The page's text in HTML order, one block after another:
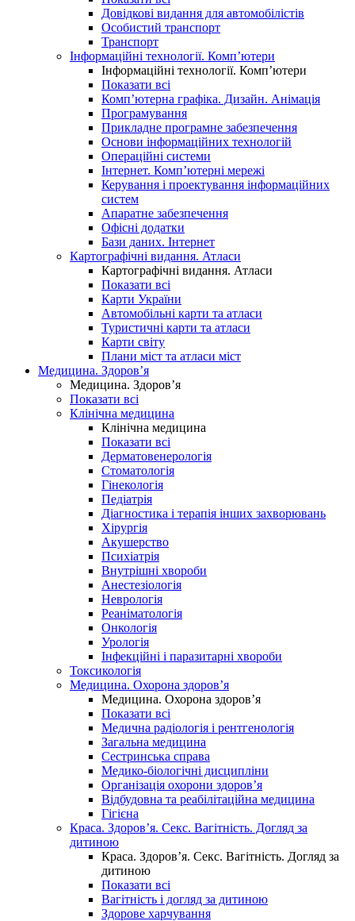
Довідкові видання для автомобілістів
Особистий транспорт
Транспорт
Інформаційні технології. Комп’ютери
Інформаційні технології. Комп’ютери
Показати всі
Комп’ютерна графіка. Дизайн. Анімація
Програмування
Прикладне програмне забезпечення
Основи інформаційних технологій
Операційні системи
Інтернет. Комп’ютерні мережі
Керування і проектування інформаційних
систем
Апаратне забезпечення
Офісні додатки
Бази даних. Інтернет
Картографічні видання. Атласи
Картографічні видання. Атласи
Показати всі
Карти України
Автомобільні карти та атласи
Туристичні карти та атласи
Карти світу
Плани міст та атласи міст
Медицина. Здоров’я
Медицина. Здоров’я
Показати всі
Клінічна медицина
Клінічна медицина
Показати всі
Дерматовенерологія
Стоматологія
Гінекологія
Педіатрія
Діагностика і терапія інших захворювань
Хірургія
Акушерство
Психіатрія
Внутрішні хвороби
Анестезіологія
Неврологія
Реаніматологія
Онкологія
Урологія
Інфекційні і паразитарні хвороби
Токсикологія
Медицина. Охорона здоров’я
Медицина. Охорона здоров’я
Показати всі
Медична радіологія і рентгенологія
Загальна медицина
Сестринська справа
Медико-біологічні дисципліни
Організація охорони здоров’я
Відбудовна та реабілітаційна медицина
Гігієна
Краса. Здоров’я. Секс. Вагітність. Догляд за
дитиною
Краса. Здоров’я. Секс. Вагітність. Догляд за
дитиною
Показати всі
Вагітність і догляд за дитиною
Здорове харчування